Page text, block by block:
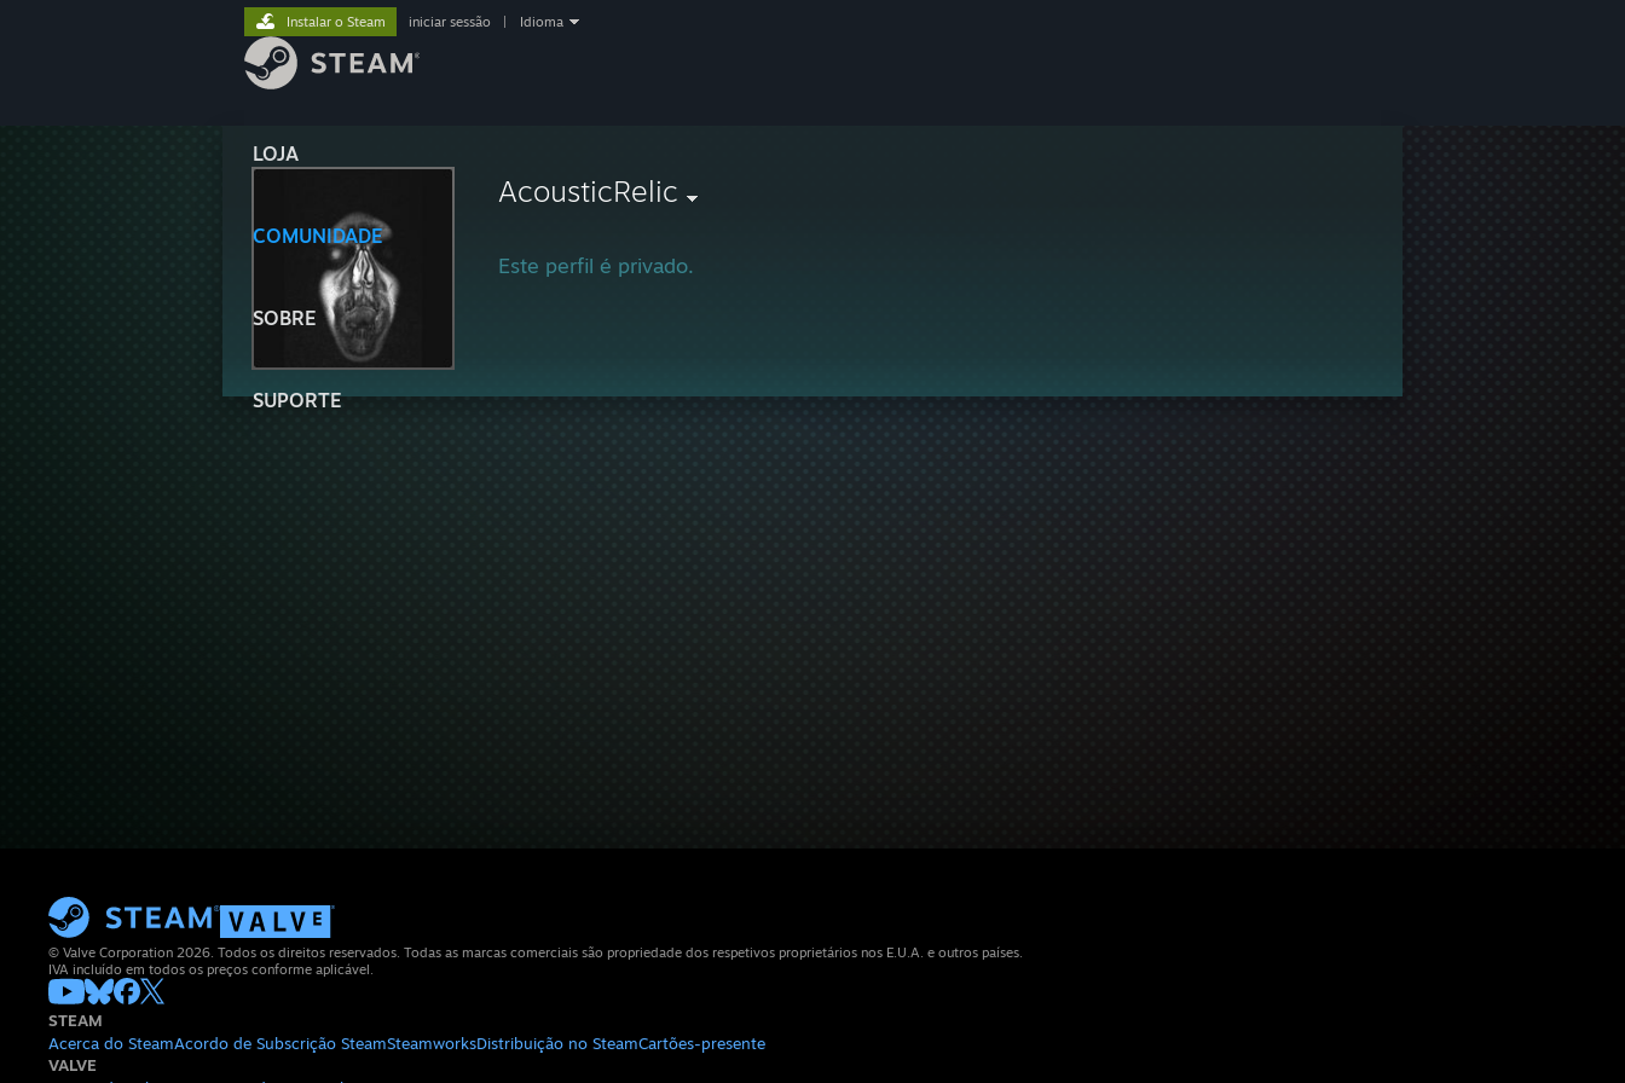
LOJA
COMUNIDADE
SOBRE
SUPORTE
Instalar o Steam iniciar sessão Idioma
AcousticRelic
Este perfil é privado.
© Valve Corporation 2026. Todos os direitos reservados. Todas as marcas comerciais são propriedade dos respetivos proprietários nos E.U.A. e outros países.
IVA incluído em todos os preços conforme aplicável.
STEAM
Acerca do SteamAcordo de Subscrição SteamSteamworksDistribuição no SteamCartões-presente
VALVE